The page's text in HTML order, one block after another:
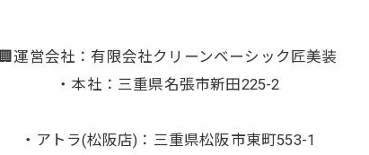
🏢運営会社：有限会社クリーンベーシック匠美装
・本社：三重県名張市新田225-2
・アトラ(松阪店)：三重県松阪市東町553-1